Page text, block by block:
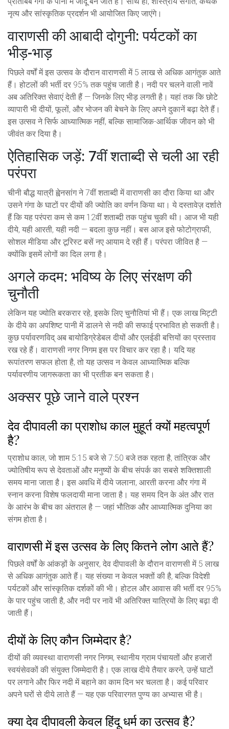
नृत्य और सांस्कृतिक प्रदर्शन भी आयोजित किए जाएंगे।
वाराणसी की आबादी दोगुनी: पर्यटकों का
भीड़-भाड़
पिछले वर्षों में इस उत्सव के दौरान वाराणसी में 5 लाख से अधिक आगंतुक आते
हैं। होटलों की भर्ती दर 95% तक पहुंच जाती है। नदी पर चलने वाली नावें
अब अतिरिक्त सेवाएं देती हैं — जिनके लिए भीड़ लगती है। यहां तक कि छोटे
व्यापारी भी दीयों, फूलों, और भोजन की बेचने के लिए अपने दुकानें बढ़ा देते हैं।
इस उत्सव ने सिर्फ आध्यात्मिक नहीं, बल्कि सामाजिक-आर्थिक जीवन को भी
जीवंत कर दिया है।
ऐतिहासिक जड़ें: 7वीं शताब्दी से चली आ रही
परंपरा
चीनी बौद्ध यात्री ह्वेनसांग ने 7वीं शताब्दी में वाराणसी का दौरा किया था और
उसने गंगा के घाटों पर दीयों की ज्योति का वर्णन किया था। ये दस्तावेज़ दर्शाते
हैं कि यह परंपरा कम से कम 12वीं शताब्दी तक पहुंच चुकी थी। आज भी यही
दीये, यही आरती, यही नदी — बदला कुछ नहीं। बस आज इसे फोटोग्राफी,
सोशल मीडिया और टूरिस्ट बसें नए आयाम दे रही हैं। परंपरा जीवित है —
क्योंकि इसमें लोगों का दिल लगा है।
अगले कदम: भविष्य के लिए संरक्षण की
चुनौती
लेकिन यह ज्योति बरकरार रहे, इसके लिए चुनौतियां भी हैं। एक लाख मिट्टी
के दीये का अपशिष्ट पानी में डालने से नदी की सफाई प्रभावित हो सकती है।
कुछ पर्यावरणविद् अब बायोडिग्रेडेबल दीयों और एलईडी बत्तियों का प्रस्ताव
रख रहे हैं। वाराणसी नगर निगम इस पर विचार कर रहा है। यदि यह
रूपांतरण सफल होता है, तो यह उत्सव न केवल आध्यात्मिक बल्कि
पर्यावरणीय जागरूकता का भी प्रतीक बन सकता है।
अक्सर पूछे जाने वाले प्रश्न
देव दीपावली का प्राशोध काल मुहूर्त क्यों महत्वपूर्ण
है?
प्राशोध काल, जो शाम 5:15 बजे से 7:50 बजे तक रहता है, तांत्रिक और
ज्योतिषीय रूप से देवताओं और मनुष्यों के बीच संपर्क का सबसे शक्तिशाली
समय माना जाता है। इस अवधि में दीये जलाना, आरती करना और गंगा में
स्नान करना विशेष फलदायी माना जाता है। यह समय दिन के अंत और रात
के आरंभ के बीच का अंतराल है — जहां भौतिक और आध्यात्मिक दुनिया का
संगम होता है।
वाराणसी में इस उत्सव के लिए कितने लोग आते हैं?
पिछले वर्षों के आंकड़ों के अनुसार, देव दीपावली के दौरान वाराणसी में 5 लाख
से अधिक आगंतुक आते हैं। यह संख्या न केवल भक्तों की है, बल्कि विदेशी
पर्यटकों और सांस्कृतिक दर्शकों की भी। होटल और आवास की भर्ती दर 95%
के पार पहुंच जाती है, और नदी पर नावें भी अतिरिक्त यात्रियों के लिए बढ़ा दी
जाती हैं।
दीयों के लिए कौन जिम्मेदार है?
दीयों की व्यवस्था वाराणसी नगर निगम, स्थानीय ग्राम पंचायतों और हजारों
स्वयंसेवकों की संयुक्त जिम्मेदारी है। एक लाख दीये तैयार करने, उन्हें घाटों
पर लगाने और फिर नदी में बहाने का काम दिन भर चलता है। कई परिवार
अपने घरों से दीये लाते हैं — यह एक परिवारगत पुण्य का अभ्यास भी है।
क्या देव दीपावली केवल हिंदू धर्म का उत्सव है?